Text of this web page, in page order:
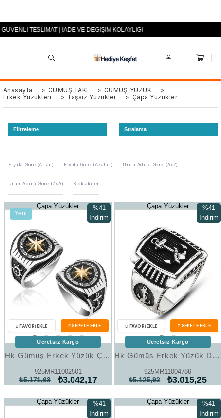
+90 (0553) 694 94 70
TESLİMAT | İADE VE DEĞİŞİM KOLAYLIĞI
Anasayfa > GÜMÜŞ TAKI > GÜMÜŞ YÜZÜK
>
Erkek Yüzükleri
> Taşsız Yüzükler > Çapa Yüzükler
Filtreleme Sıralama
Fiyata Göre (Artan) Fiyata Göre (Azalan) Ürün Adına Göre (A>Z)
Ürün Adına Göre (Z<A) Stoktakiler
Çapa Yüzükler
Hk Gümüş Erkek Yüzük Çapa Detaylı Pusula |Gümüş Takı Hediyelik Ürünler
925MR11002501
₺3.042,17
₺5.171,68
%41
İndirim
Ücretsiz Kargo
Yeni
Çapa Yüzükler
Hk Gümüş Erkek Yüzük Deniz Çapası Armalı |Gümüş Takı Hediyelik Ürünler
925MR11004786
₺3.015,25
₺5.125,92
%41
İndirim
Ücretsiz Kargo
Çapa Yüzükler
%41
İndirim
Çapa Yüzükler
%41
İndirim